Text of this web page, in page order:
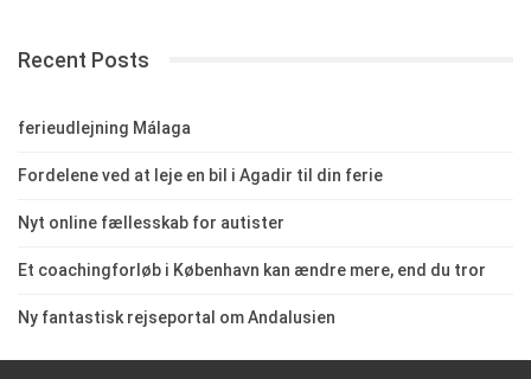
Recent Posts
ferieudlejning Málaga
Fordelene ved at leje en bil i Agadir til din ferie
Nyt online fællesskab for autister
Et coachingforløb i København kan ændre mere, end du tror
Ny fantastisk rejseportal om Andalusien